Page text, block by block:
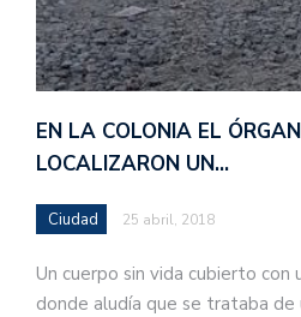
EN LA COLONIA EL
LOCALIZARON UN…
Ciudad 25 abril, 2018
Un cuerpo sin vida cubierto con
donde aludía que se trataba de